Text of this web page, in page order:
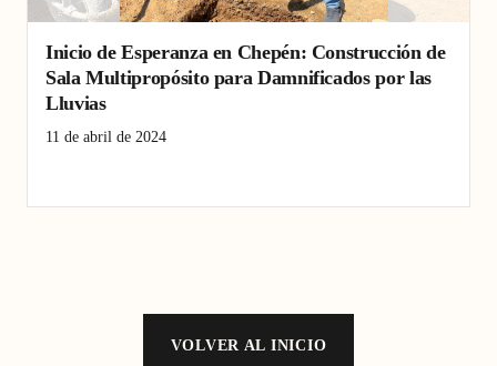
Inicio de Esperanza en Chepén: Construcción de
Sala Multipropósito para Damnificados por las
Lluvias
11 de abril de 2024
VOLVER AL INICIO